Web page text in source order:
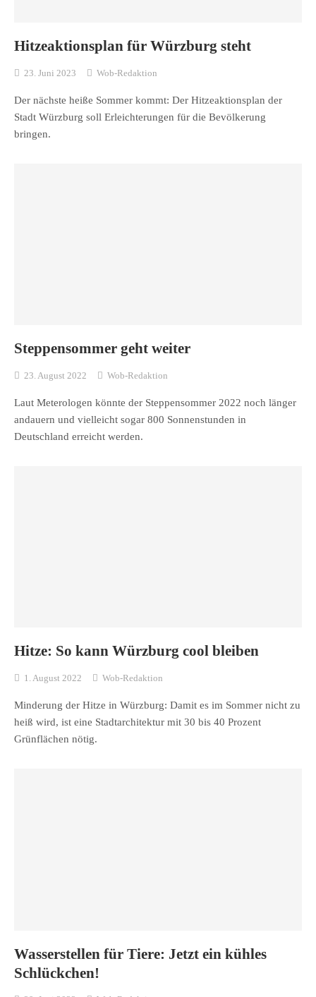
Hitzeaktionsplan für Würzburg steht
23. Juni 2023 Wob-Redaktion
Der nächste heiße Sommer kommt: Der Hitzeaktionsplan der
Stadt Würzburg soll Erleichterungen für die Bevölkerung
bringen.
Steppensommer geht weiter
23. August 2022 Wob-Redaktion
Laut Meterologen könnte der Steppensommer 2022 noch länger
andauern und vielleicht sogar 800 Sonnenstunden in
Deutschland erreicht werden.
Hitze: So kann Würzburg cool bleiben
1. August 2022 Wob-Redaktion
Minderung der Hitze in Würzburg: Damit es im Sommer nicht zu
heiß wird, ist eine Stadtarchitektur mit 30 bis 40 Prozent
Grünflächen nötig.
Wasserstellen für Tiere: Jetzt ein kühles
Schlückchen!